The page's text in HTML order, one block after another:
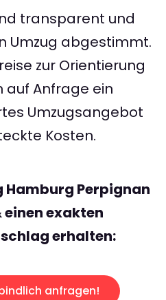
transparent und
Umzug abgestimmt.
zur Orientierung
auf Anfrage ein
Umzugsangebot
Kosten.
Hamburg Perpignan
exakten
erhalten:
anfragen!